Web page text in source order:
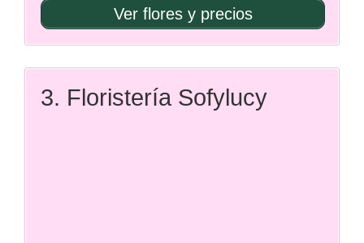
Ver flores y precios
3. Floristería Sofylucy